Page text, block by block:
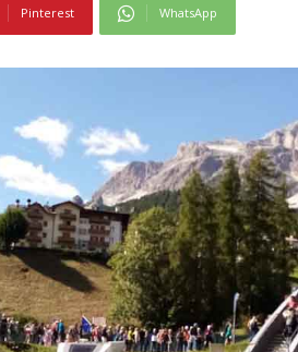
Pinterest WhatsApp